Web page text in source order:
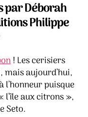
par Déborah
Philippe
! Les cerisiers
aujourd’hui,
l’honneur puisque
aux citrons »,
Seto.